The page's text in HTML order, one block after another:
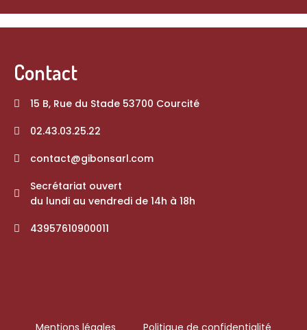
Contact
15 B, Rue du Stade 53700 Courcité
02.43.03.25.22
contact@gibonsarl.com
Secrétariat ouvert
du lundi au vendredi de 14h à 18h
43957610900011